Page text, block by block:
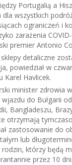
Portugalią a
wszystkich
ograniczeń i
zarażenia
premier Antonio
detaliczne
powiedział w
Karel Havlicek.
minister zdrowia
do Bułgarii
Bangladeszu,
otrzymają
zastosowanie do
lub
rodzin, którzy będą
przez 10 dni.